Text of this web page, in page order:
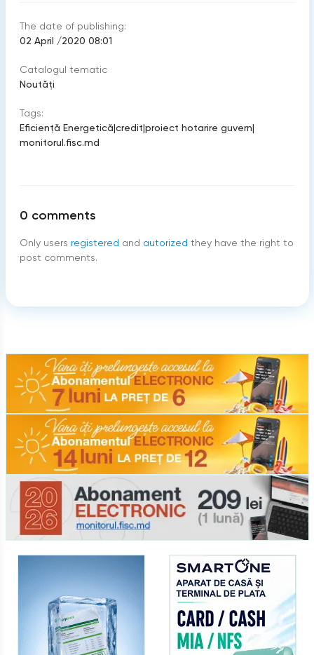
The date of publishing:
02 April /2020 08:01
Catalogul tematic
Noutăți
Tags:
Eficiență Energetică|credit|proiect hotarire guvern|
monitorul.fisc.md
0 comments
Only users registered and autorized they have the right to
post comments.